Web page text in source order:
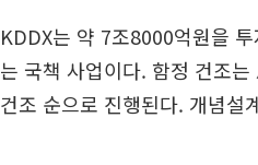
KDDX는 약 7조8000억원을
는 국책 사업이다. 함정 건조
건조 순으로 진행된다. 개념설